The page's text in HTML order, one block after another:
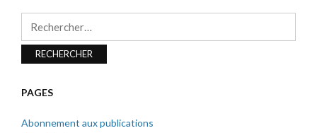
PAGES
Abonnement aux publications